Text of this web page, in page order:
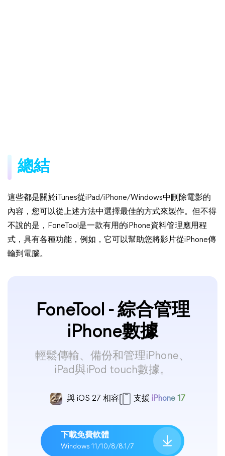
總結
這些都是關於iTunes從iPad/iPhone/Windows中刪除電影的
內容，您可以從上述方法中選擇最佳的方式來製作。但不得
不說的是，FoneTool是一款有用的iPhone資料管理應用程
式，具有各種功能，例如，它可以幫助您將影片從iPhone傳
輸到電腦。
FoneTool - 綜合管理
iPhone數據
輕鬆傳輸、備份和管理iPhone、
iPad與iPod touch數據。
與 iOS 27 相容 支援 iPhone 17
下載免費軟體
Windows 11/10/8/8.1/7